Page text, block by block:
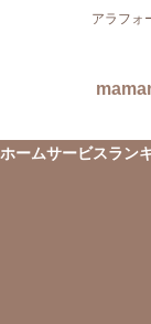
アラフォ
ホームサービスラン